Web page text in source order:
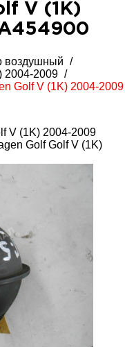
V (1K)
воздушный
2004-2009
Golf V (1K) 2004-2009
V (1K) 2004-2009
Golf Golf V (1K)